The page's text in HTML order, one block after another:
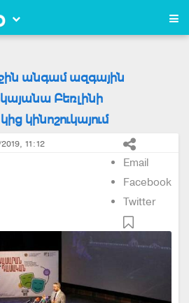
անգամ ազգային
Բեռլինի
կինոշուկայում
11:12
Email
Facebook
Twitter